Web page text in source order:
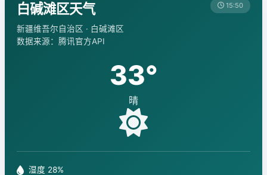
白碱滩区天气
新疆维吾尔自治区 · 白碱滩区
数据来源：腾讯官方API
15:50
33°
晴
湿度 28%